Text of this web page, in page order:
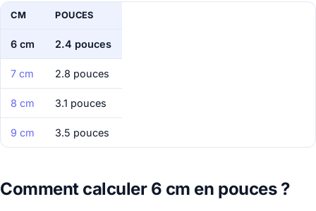
CM POUCES
6 cm 2.4 pouces
7 cm 2.8 pouces
8 cm 3.1 pouces
9 cm 3.5 pouces
Comment calculer 6 cm en pouces ?